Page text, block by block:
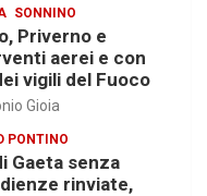
SONNINO
Priverno e
aerei e con
vigili del Fuoco
Gioia
PONTINO
Gaeta senza
rinviate,